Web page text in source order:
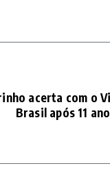
acerta com o
Brasil após 11